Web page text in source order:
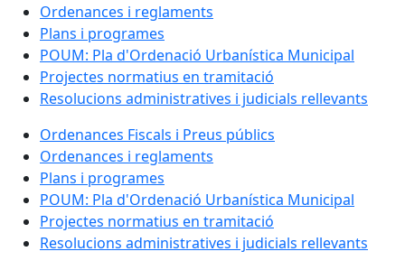
Ordenances i reglaments
Plans i programes
POUM: Pla d'Ordenació Urbanística Municipal
Projectes normatius en tramitació
Resolucions administratives i judicials rellevants
Ordenances Fiscals i Preus públics
Ordenances i reglaments
Plans i programes
POUM: Pla d'Ordenació Urbanística Municipal
Projectes normatius en tramitació
Resolucions administratives i judicials rellevants